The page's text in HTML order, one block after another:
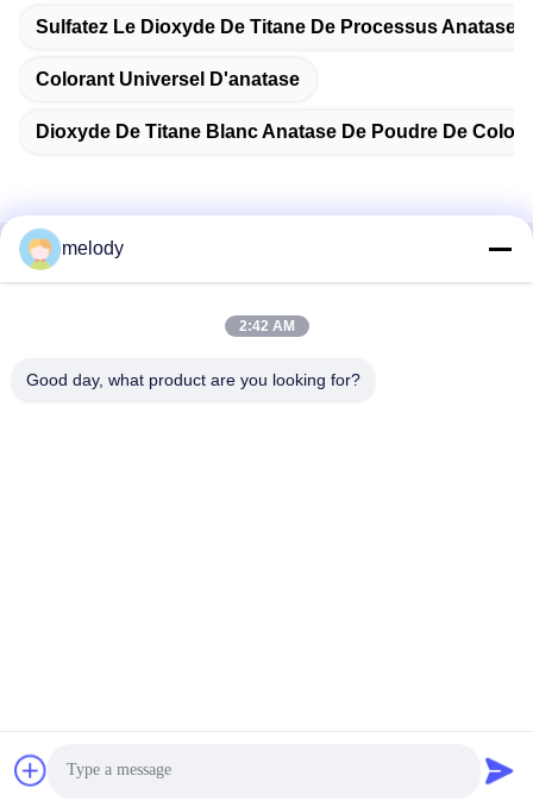
Sulfatez Le Dioxyde De Titane De Processus Anatase
Colorant Universel D'anatase
Dioxyde De Titane Blanc Anatase De Poudre De
Contactez rapidement
1er étage, No.40, No.69, rue moyenne de Zhengbei, rue de
Qualité Rutile de dioxyde de titane Le fournisseur. 2022-2026
Tinox Chemical Co., Ltd. Tout. Les droits sont réservés.
melody
2:42 AM
Good day, what product are you looking for?